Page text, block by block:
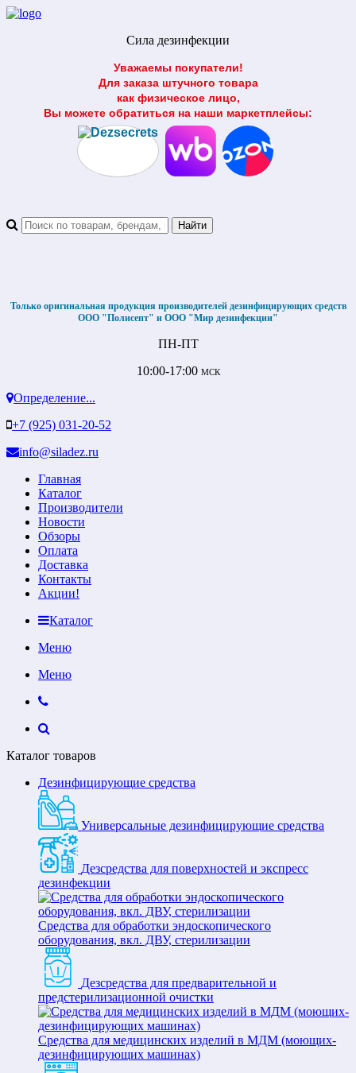
Сила дезинфекции
Уважаемы покупатели!
Для заказа штучного товара
как физическое лицо,
Вы можете обратиться на наши маркетплейсы:
Только оригинальная продукция производителей дезинфицирующих средств
ООО "Полисепт" и ООО "Мир дезинфекции"
ПН-ПТ
10:00-17:00 МСК
Определение...
+7 (925) 031-20-52
info@siladez.ru
Главная
Каталог
Производители
Новости
Обзоры
Оплата
Доставка
Контакты
Акции!
Каталог
Меню
Меню
Каталог товаров
Дезинфицирующие средства
Универсальные дезинфицирующие средства
Дезсредства для поверхностей и экспресс
дезинфекции
Средства для обработки эндоскопического
оборудования, вкл. ДВУ, стерилизации
Дезсредства для предварительной и
предстерилизационной очистки
Средства для медицинских изделий в МДМ (моющих-
дезинфицирующих машинах)